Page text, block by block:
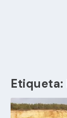
Etiqueta: